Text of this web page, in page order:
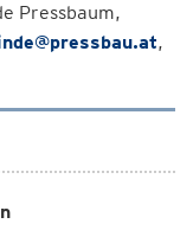
Pressbaum,
,